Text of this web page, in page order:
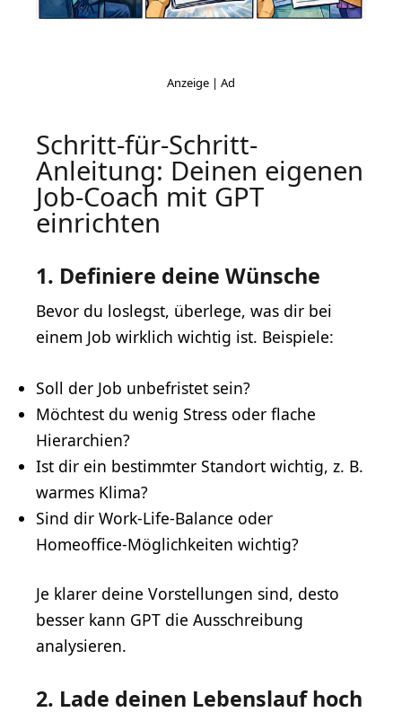
Schritt-für-Schritt-
Anleitung: Deinen eigenen
Job-Coach mit GPT
einrichten
1. Definiere deine Wünsche
Bevor du loslegst, überlege, was dir bei
einem Job wirklich wichtig ist. Beispiele:
Soll der Job unbefristet sein?
Möchtest du wenig Stress oder flache
Hierarchien?
Ist dir ein bestimmter Standort wichtig, z. B.
warmes Klima?
Sind dir Work-Life-Balance oder
Homeoffice-Möglichkeiten wichtig?
Je klarer deine Vorstellungen sind, desto
besser kann GPT die Ausschreibung
analysieren.
2. Lade deinen Lebenslauf hoch